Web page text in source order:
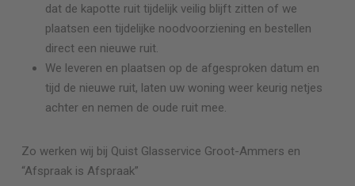
dat de kapotte ruit tijdelijk veilig blijft zitten of we
plaatsen een tijdelijke noodvoorziening en bestellen
direct een nieuwe ruit.
We leveren en plaatsen op de afgesproken datum en
tijd de nieuwe ruit, laten uw woning weer keurig netjes
achter en nemen de oude ruit mee.
Zo werken wij bij Quist Glasservice Groot-Ammers en
“Afspraak is Afspraak”